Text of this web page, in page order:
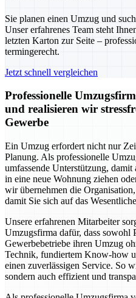
Sie planen einen Umzug und
Unser erfahrenes Team steht
letzten Karton zur Seite –
termingerecht.
Jetzt schnell vergleichen
Professionelle
und realisieren wir
Gewerbe
Ein Umzug erfordert nicht nur
Planung. Als professionelle
umfassende Unterstützung,
in eine neue Wohnung ziehen
wir übernehmen die
damit Sie sich auf das
Unsere erfahrenen Mitarbeiter
Umzugsfirma dafür, dass sowohl
Gewerbebetriebe ihren Umzug
Technik, fundiertem Know-how
einen zuverlässigen Service. So
sondern auch effizient und